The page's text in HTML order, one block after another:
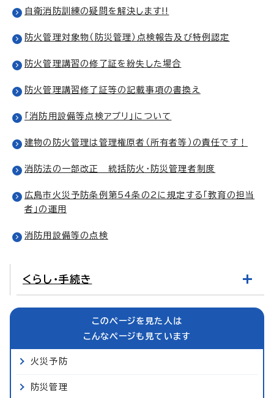
自衛消防訓練の疑問を解決します!!
防火管理対象物（防災管理）点検報告及び特例認定
防火管理講習の修了証を紛失した場合
防火管理講習修了証等の記載事項の書換え
「消防用設備等点検アプリ」について
建物の防火管理は管理権原者（所有者等）の責任です！
消防法の一部改正 統括防火・防災管理者制度
広島市火災予防条例第54条の2に規定する「教育の担当
者」の運用
消防用設備等の点検
くらし・手続き
このページを見た人は
こんなページも見ています
火災予防
防災管理